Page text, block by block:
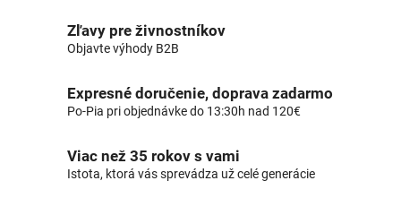
Zľavy pre živnostníkov
Objavte výhody B2B
Expresné doručenie, doprava zadarmo
Po-Pia pri objednávke do 13:30h nad 120€
Viac než 35 rokov s vami
Istota, ktorá vás sprevádza už celé generácie